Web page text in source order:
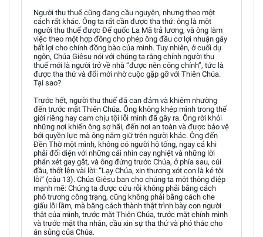
Người thu thuế cũng đang cầu nguyện, nhưng theo một
cách rất khác. Ông ta rất cần được tha thứ: ông là một
người thu thuế được Đế quốc La Mã trả lương, và ông làm
việc theo một hợp đồng cho phép ông đầu cơ lợi nhuận gây
bất lợi cho chính đồng bào của mình. Tuy nhiên, ở cuối dụ
ngôn, Chúa Giêsu nói với chúng ta rằng chính người thu
thuế mới là người trở về nhà “được nên công chính”, tức là
được tha thứ và đổi mới nhờ cuộc gặp gỡ với Thiên Chúa.
Tại sao?
Trước hết, người thu thuế đã can đảm và khiêm nhường
đến trước mặt Thiên Chúa. Ông không khép mình trong thế
giới riêng hay cam chịu tội lỗi mình đã gây ra. Ông rời khỏi
những nơi khiến ông sợ hãi, đến nơi an toàn và được bảo vệ
bởi quyền lực mà ông nắm giữ trên người khác. Ông đến
Đền Thờ một mình, không có người hộ tống, ngay cả khi
phải đối diện với những cái nhìn cay nghiệt và những lời
phán xét gay gắt, và ông đứng trước Chúa, ở phía sau, cúi
đầu, thốt lên vài lời: “Lạy Chúa, xin thương xót con là kẻ tội
lỗi” (câu 13). Chúa Giêsu ban cho chúng ta một thông điệp
mạnh mẽ: Chúng ta được cứu rỗi không phải bằng cách
phô trương công trạng, cũng không phải bằng cách che
giấu lỗi lầm, mà bằng cách thành thật trình bày con người
thật của mình, trước mặt Thiên Chúa, trước mặt chính mình
và trước mặt tha nhân, cầu xin sự tha thứ và phó thác cho
ân sủng của Chúa.